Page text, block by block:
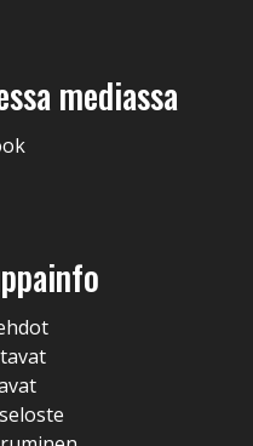
mediassa